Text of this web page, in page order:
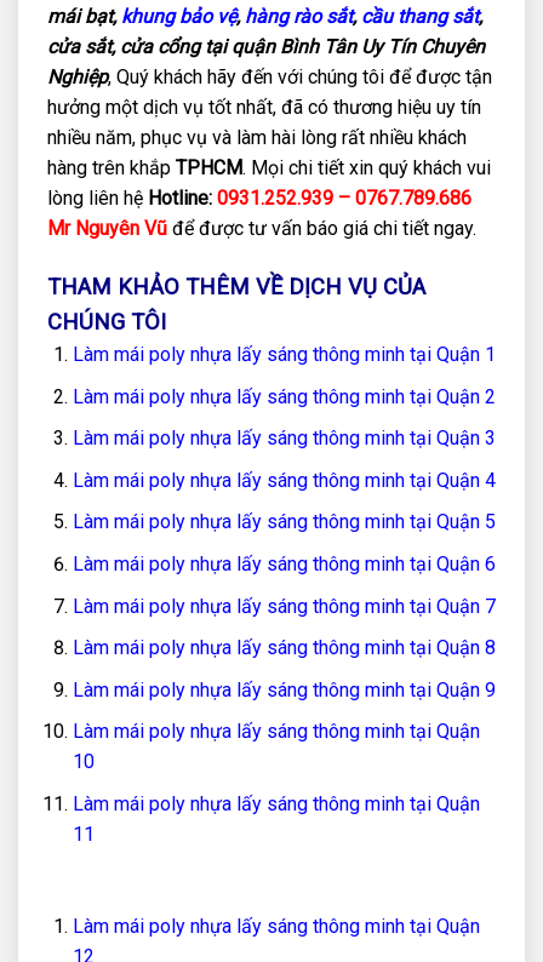
mái bạt, khung bảo vệ, hàng rào sắt, cầu thang sắt,
cửa sắt, cửa cổng tại quận Bình Tân Uy Tín Chuyên
Nghiệp, Quý khách hãy đến với chúng tôi để được tận
hưởng một dịch vụ tốt nhất, đã có thương hiệu uy tín
nhiều năm, phục vụ và làm hài lòng rất nhiều khách
hàng trên khắp TPHCM. Mọi chi tiết xin quý khách vui
lòng liên hệ Hotline: 0931.252.939 – 0767.789.686
Mr Nguyên Vũ để được tư vấn báo giá chi tiết ngay.
THAM KHẢO THÊM VỀ DỊCH VỤ CỦA
CHÚNG TÔI
Làm mái poly nhựa lấy sáng thông minh tại Quận 1
Làm mái poly nhựa lấy sáng thông minh tại Quận 2
Làm mái poly nhựa lấy sáng thông minh tại Quận 3
Làm mái poly nhựa lấy sáng thông minh tại Quận 4
Làm mái poly nhựa lấy sáng thông minh tại Quận 5
Làm mái poly nhựa lấy sáng thông minh tại Quận 6
Làm mái poly nhựa lấy sáng thông minh tại Quận 7
Làm mái poly nhựa lấy sáng thông minh tại Quận 8
Làm mái poly nhựa lấy sáng thông minh tại Quận 9
Làm mái poly nhựa lấy sáng thông minh tại Quận
10
Làm mái poly nhựa lấy sáng thông minh tại Quận
11
Làm mái poly nhựa lấy sáng thông minh tại Quận
12